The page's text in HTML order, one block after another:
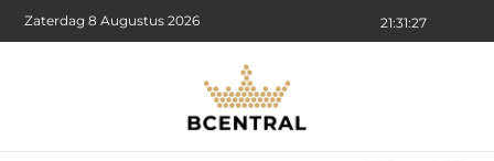
21:31:28
Zaterdag 8 Augustus 2026